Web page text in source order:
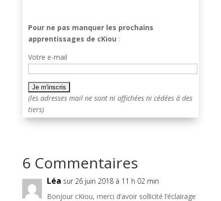
Pour ne pas manquer les prochains
apprentissages de cKiou :
Votre e-mail
(les adresses mail ne sont ni affichées ni cédées à des
tiers)
6 Commentaires
Léa sur 26 juin 2018 à 11 h 02 min
Bonjour cKiou, merci d’avoir sollicité l’éclairage